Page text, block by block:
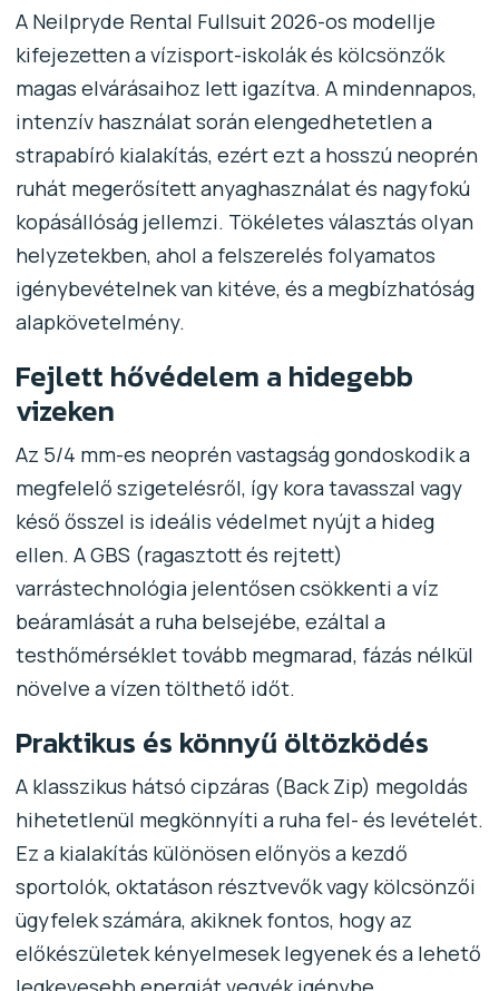
A Neilpryde Rental Fullsuit 2026-os modellje
kifejezetten a vízisport-iskolák és kölcsönzők
magas elvárásaihoz lett igazítva. A mindennapos,
intenzív használat során elengedhetetlen a
strapabíró kialakítás, ezért ezt a hosszú neoprén
ruhát megerősített anyaghasználat és nagyfokú
kopásállóság jellemzi. Tökéletes választás olyan
helyzetekben, ahol a felszerelés folyamatos
igénybevételnek van kitéve, és a megbízhatóság
alapkövetelmény.
Fejlett hővédelem a hidegebb
vizeken
Az 5/4 mm-es neoprén vastagság gondoskodik a
megfelelő szigetelésről, így kora tavasszal vagy
késő ősszel is ideális védelmet nyújt a hideg
ellen. A GBS (ragasztott és rejtett)
varrástechnológia jelentősen csökkenti a víz
beáramlását a ruha belsejébe, ezáltal a
testhőmérséklet tovább megmarad, fázás nélkül
növelve a vízen tölthető időt.
Praktikus és könnyű öltözködés
A klasszikus hátsó cipzáras (Back Zip) megoldás
hihetetlenül megkönnyíti a ruha fel- és levételét.
Ez a kialakítás különösen előnyös a kezdő
sportolók, oktatáson résztvevők vagy kölcsönzői
ügyfelek számára, akiknek fontos, hogy az
előkészületek kényelmesek legyenek és a lehető